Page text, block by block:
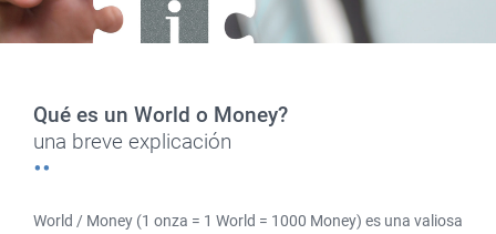
frecuentes
y
su
Qué es un World o Money?
una breve explicación
World / Money (1 onza = 1 World = 1000 Money) es una valiosa